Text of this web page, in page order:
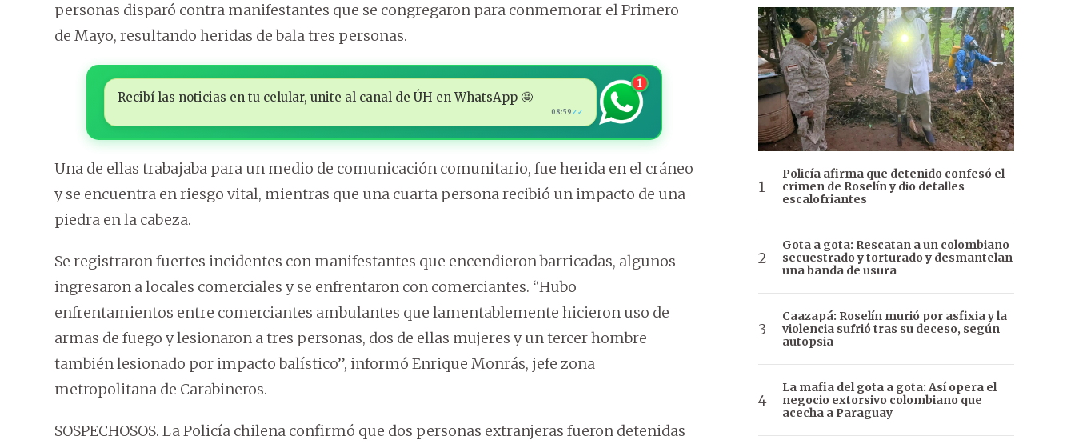
personas disparó contra manifestantes que se congregaron para conmemorar el Primero
de Mayo, resultando heridas de bala tres personas.
Recibí las noticias en tu celular, unite al canal de ÚH en WhatsApp 🤩
08:59 ✓✓
1
Una de ellas trabajaba para un medio de comunicación comunitario, fue herida en el cráneo
y se encuentra en riesgo vital, mientras que una cuarta persona recibió un impacto de una
piedra en la cabeza.
Se registraron fuertes incidentes con manifestantes que encendieron barricadas, algunos
ingresaron a locales comerciales y se enfrentaron con comerciantes. “Hubo
enfrentamientos entre comerciantes ambulantes que lamentablemente hicieron uso de
armas de fuego y lesionaron a tres personas, dos de ellas mujeres y un tercer hombre
también lesionado por impacto balístico”, informó Enrique Monrás, jefe zona
metropolitana de Carabineros.
SOSPECHOSOS. La Policía chilena confirmó que dos personas extranjeras fueron detenidas
Policía afirma que detenido confesó el
crimen de Roselín y dio detalles
escalofriantes
Gota a gota: Rescatan a un colombiano
secuestrado y torturado y desmantelan
una banda de usura
Caazapá: Roselín murió por asfixia y la
violencia sufrió tras su deceso, según
autopsia
La mafia del gota a gota: Así opera el
negocio extorsivo colombiano que
acecha a Paraguay